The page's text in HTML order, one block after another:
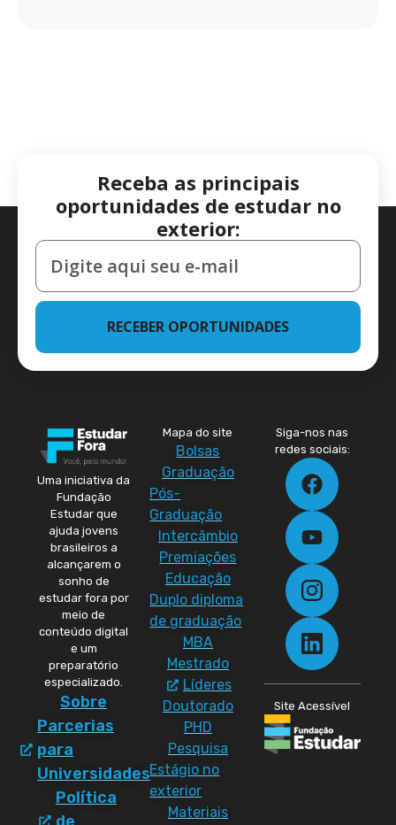
Receba as principais
oportunidades de estudar no
exterior:
RECEBER OPORTUNIDADES
Uma iniciativa da
Fundação
Estudar que
ajuda jovens
brasileiros a
alcançarem o
sonho de
estudar fora por
meio de
conteúdo digital
e um
preparatório
especializado.
Sobre
Parcerias
para
Universidades
Política
de
Mapa do site
Bolsas
Graduação
Pós-
Graduação
Intercâmbio
Premiações
Educação
Duplo diploma
de graduação
MBA
Mestrado
Líderes
Doutorado
PHD
Pesquisa
Estágio no
exterior
Materiais
Siga-nos nas
redes sociais:
Site Acessível